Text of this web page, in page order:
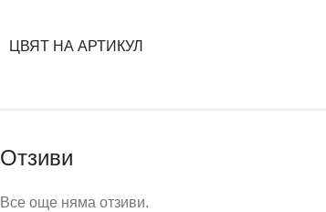
ЦВЯТ НА АРТИКУЛ
Отзиви
Все още няма отзиви.